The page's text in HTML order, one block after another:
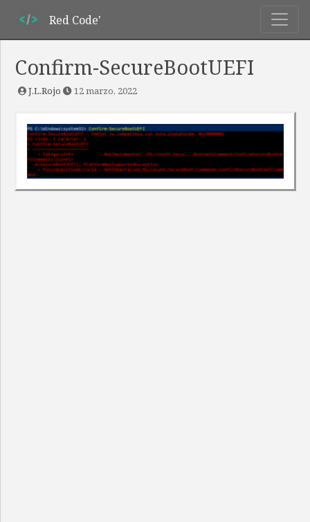
Red Code'
Confirm-SecureBootUEFI
J.L.Rojo 12 marzo, 2022